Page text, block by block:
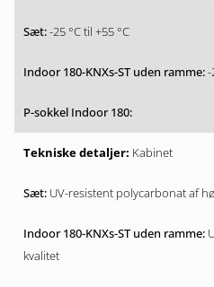
-25 °C til +55 °C
-
Kabinet
UV-resistent polycarbonat af
kvalitet